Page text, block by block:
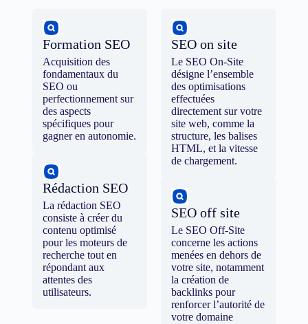
Formation SEO
Acquisition des
fondamentaux du
SEO ou
perfectionnement sur
des aspects
spécifiques pour
gagner en autonomie.
Rédaction SEO
La rédaction SEO
consiste à créer du
contenu optimisé
pour les moteurs de
recherche tout en
répondant aux
attentes des
utilisateurs.
SEO on site
Le SEO On-Site
désigne l’ensemble
des optimisations
effectuées
directement sur votre
site web, comme la
structure, les balises
HTML, et la vitesse
de chargement.
SEO off site
Le SEO Off-Site
concerne les actions
menées en dehors de
votre site, notamment
la création de
backlinks pour
renforcer l’autorité de
votre domaine